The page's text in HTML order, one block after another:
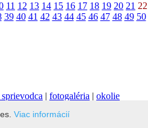
11 12 13 14 15 16 17 18 19 20 21 22
39 40 41 42 43 44 45 46 47 48 49 50
| fotogaléria | okolie
Viac informácií